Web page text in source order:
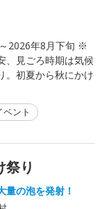
2026年8月下旬 ※
、見ごろ時期は気候
。初夏から秋にかけ
ント
り
量の泡を発射！